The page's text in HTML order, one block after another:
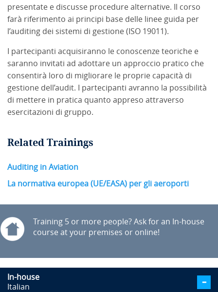
presentate e discusse procedure alternative. Il corso
farà riferimento ai principi base delle linee guida per
l’auditing dei sistemi di gestione (ISO 19011).
I partecipanti acquisiranno le conoscenze teoriche e
saranno invitati ad adottare un approccio pratico che
consentirà loro di migliorare le proprie capacità di
gestione dell’audit. I partecipanti avranno la possibilità
di mettere in pratica quanto appreso attraverso
esercitazioni di gruppo.
Related Trainings
Auditing in Aviation
La normativa europea (UE/EASA) per gli aeroporti
Training 5 or more people? Ask for an In-house
course at your premises or online!
In-house
Italian